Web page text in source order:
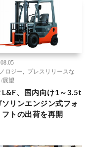
ロジー
プレスリリースな
展望
L&F、国内向け1～3.5t
リンエンジン式フォ
フトの出荷を再開